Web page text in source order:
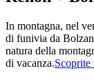
In montagna, nel
di funivia da
natura della
di vacanza.Scoprite